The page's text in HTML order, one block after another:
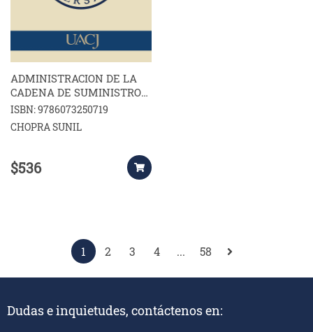
ADMINISTRACION DE LA
CADENA DE SUMINISTRO
6E
ISBN: 9786073250719
CHOPRA SUNIL
$536
1 2 3 4 ... 58
Dudas e inquietudes, contáctenos en: